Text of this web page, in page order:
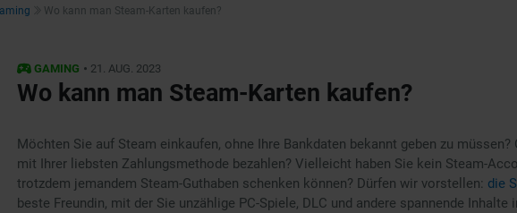
Wo kann man Steam-Karten kaufen?
GAMING • 21. AUG. 2023
Wo kann man Steam-Karten kaufen?
Möchten Sie auf Steam einkaufen, ohne Ihre Bankdaten bekannt geben zu müssen?
mit Ihrer liebsten Zahlungsmethode bezahlen? Vielleicht haben Sie kein Steam-
trotzdem jemandem Steam-Guthaben schenken können? Dürfen wir vorstellen: die
beste Freundin, mit der Sie unzählige PC-Spiele, DLC und andere spannende Inhalte